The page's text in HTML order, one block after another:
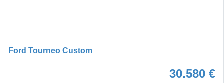
Ford Tourneo Custom
30.580 €